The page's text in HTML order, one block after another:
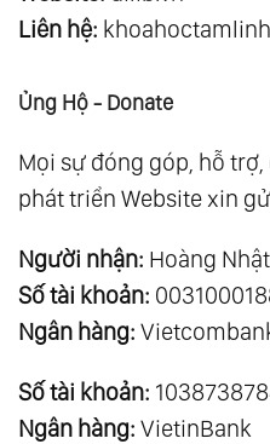
Liên hệ:
Ủng Hộ - Donate
Mọi sự đóng góp, hỗ
phát triển Website xin
Người nhận: Hoàng
Số tài khoản:
Ngân hàng:
Số tài khoản:
Ngân hàng: VietinBank